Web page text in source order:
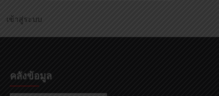
เข้าสู่ระบบ
คลังข้อมูล